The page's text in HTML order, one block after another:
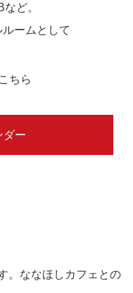
ど。
ームとして
ちら
ダー
。ななほしカフェとの